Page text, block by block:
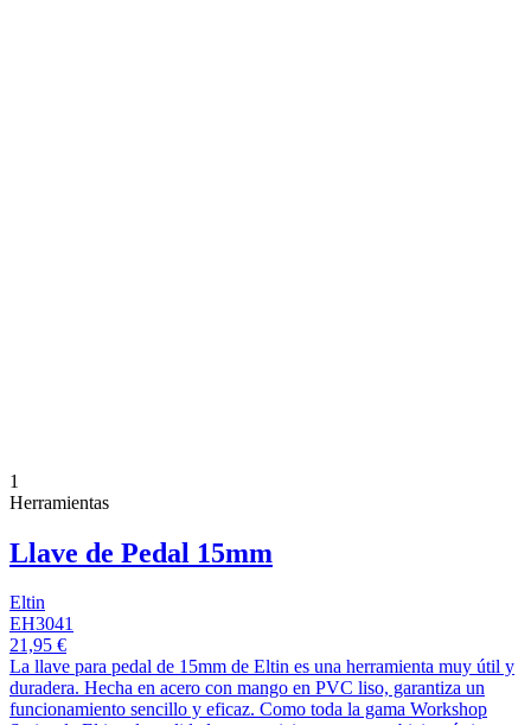
1
Herramientas
Llave de Pedal 15mm
Eltin
EH3041
21,95 €
La llave para pedal de 15mm de Eltin es una herramienta muy útil y
duradera. Hecha en acero con mango en PVC liso, garantiza un
funcionamiento sencillo y eficaz. Como toda la gama Workshop